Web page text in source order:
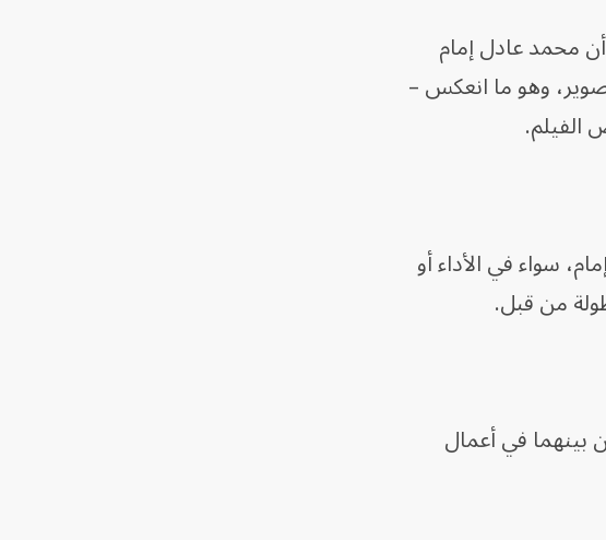
محمد عادل إمام
وهو ما انعكس –
سواء في الأداء أو
من قبل.
بينهما في أعمال